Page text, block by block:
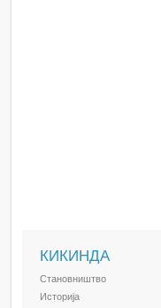
КИКИНДА
Становништво
Историја